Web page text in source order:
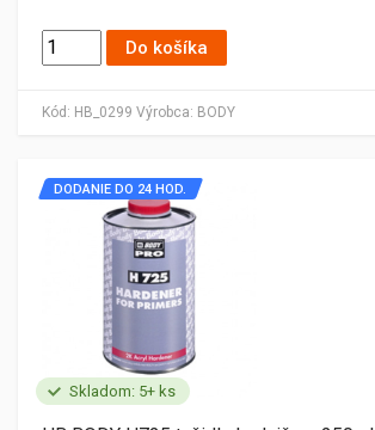
Kód: HB_0299 Výrobca: BODY
Do košíka
Skladom: 5+ ks
DODANIE DO 24 HOD.